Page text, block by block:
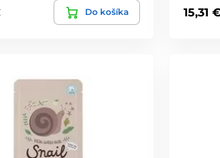
ktorý sa rýchlo stane obľúbenou súčasťou
zvolená plátenková maska je jedným
Do košíka 15,31